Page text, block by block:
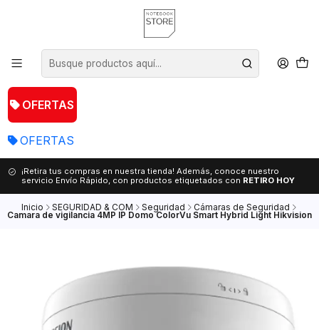
OFERTAS
OFERTAS
¡Retira tus compras en nuestra tienda! Además, conoce nuestro
servicio Envío Rápido, con productos etiquetados con RETIRO HOY
Inicio SEGURIDAD & COM Seguridad Cámaras de Seguridad
Camara de vigilancia 4MP IP Domo ColorVu Smart Hybrid Light Hikvision